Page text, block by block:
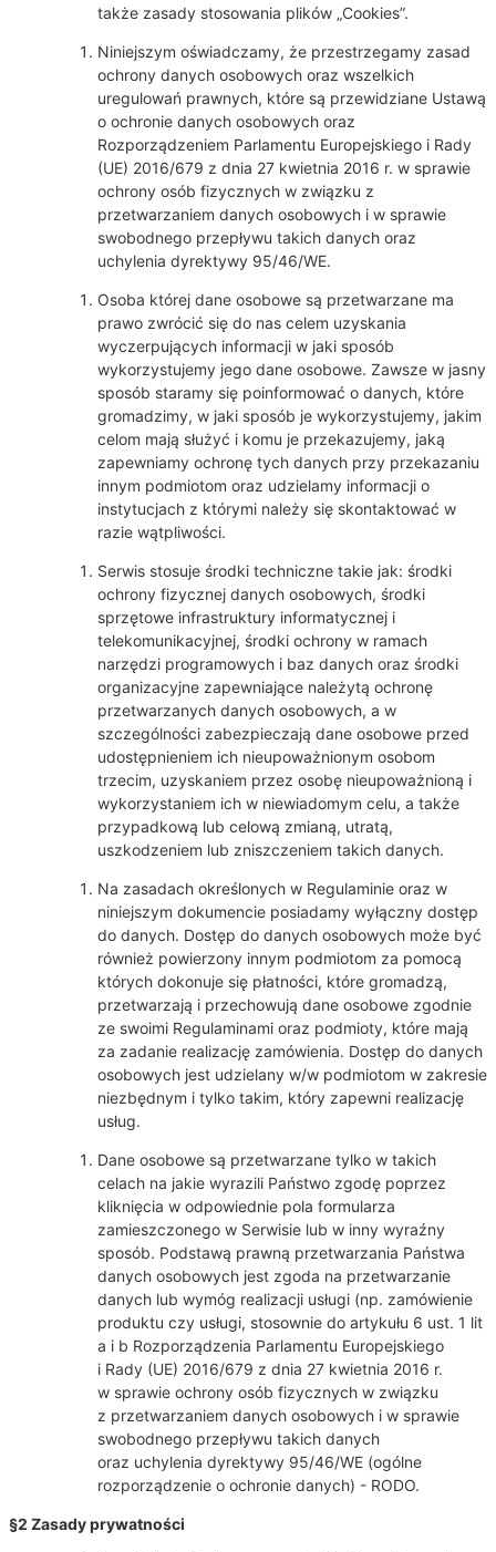
także zasady stosowania plików „Cookies”.
Niniejszym oświadczamy, że przestrzegamy zasad
ochrony danych osobowych oraz wszelkich
uregulowań prawnych, które są przewidziane Ustawą
o ochronie danych osobowych oraz
Rozporządzeniem Parlamentu Europejskiego i Rady
(UE) 2016/679 z dnia 27 kwietnia 2016 r. w sprawie
ochrony osób fizycznych w związku z
przetwarzaniem danych osobowych i w sprawie
swobodnego przepływu takich danych oraz
uchylenia dyrektywy 95/46/WE.
Osoba której dane osobowe są przetwarzane ma
prawo zwrócić się do nas celem uzyskania
wyczerpujących informacji w jaki sposób
wykorzystujemy jego dane osobowe. Zawsze w jasny
sposób staramy się poinformować o danych, które
gromadzimy, w jaki sposób je wykorzystujemy, jakim
celom mają służyć i komu je przekazujemy, jaką
zapewniamy ochronę tych danych przy przekazaniu
innym podmiotom oraz udzielamy informacji o
instytucjach z którymi należy się skontaktować w
razie wątpliwości.
Serwis stosuje środki techniczne takie jak: środki
ochrony fizycznej danych osobowych, środki
sprzętowe infrastruktury informatycznej i
telekomunikacyjnej, środki ochrony w ramach
narzędzi programowych i baz danych oraz środki
organizacyjne zapewniające należytą ochronę
przetwarzanych danych osobowych, a w
szczególności zabezpieczają dane osobowe przed
udostępnieniem ich nieupoważnionym osobom
trzecim, uzyskaniem przez osobę nieupoważnioną i
wykorzystaniem ich w niewiadomym celu, a także
przypadkową lub celową zmianą, utratą,
uszkodzeniem lub zniszczeniem takich danych.
Na zasadach określonych w Regulaminie oraz w
niniejszym dokumencie posiadamy wyłączny dostęp
do danych. Dostęp do danych osobowych może być
również powierzony innym podmiotom za pomocą
których dokonuje się płatności, które gromadzą,
przetwarzają i przechowują dane osobowe zgodnie
ze swoimi Regulaminami oraz podmioty, które mają
za zadanie realizację zamówienia. Dostęp do danych
osobowych jest udzielany w/w podmiotom w zakresie
niezbędnym i tylko takim, który zapewni realizację
usług.
Dane osobowe są przetwarzane tylko w takich
celach na jakie wyrazili Państwo zgodę poprzez
kliknięcia w odpowiednie pola formularza
zamieszczonego w Serwisie lub w inny wyraźny
sposób. Podstawą prawną przetwarzania Państwa
danych osobowych jest zgoda na przetwarzanie
danych lub wymóg realizacji usługi (np. zamówienie
produktu czy usługi, stosownie do artykułu 6 ust. 1 lit
a i b Rozporządzenia Parlamentu Europejskiego
i Rady (UE) 2016/679 z dnia 27 kwietnia 2016 r.
w sprawie ochrony osób fizycznych w związku
z przetwarzaniem danych osobowych i w sprawie
swobodnego przepływu takich danych
oraz uchylenia dyrektywy 95/46/WE (ogólne
rozporządzenie o ochronie danych) - RODO.
§2 Zasady prywatności